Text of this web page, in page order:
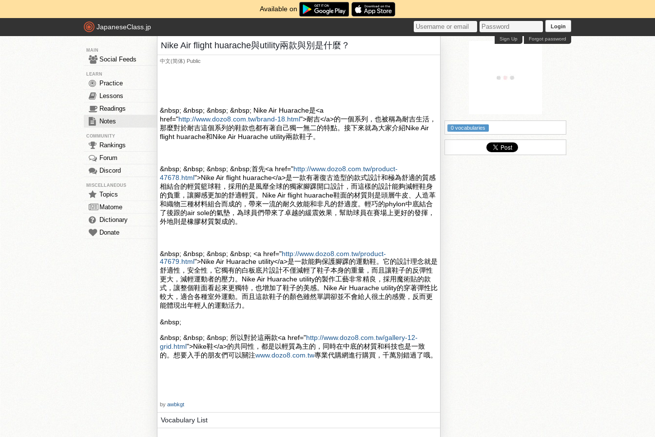
Available on
JapaneseClass.jp Login
Forgot password
Sign Up
MAIN
Social Feeds
LEARN
Practice
Lessons
Readings
Notes
COMMUNITY
Rankings
Forum
Discord
MISCELLANEOUS
Topics
Matome
Dictionary
Donate
Nike Air flight huarache與utility兩款與別是什麼？
中文(简体) Public
&nbsp; &nbsp; &nbsp; &nbsp; Nike Air Huarache是<a
href="http://www.dozo8.com.tw/brand-18.html">耐吉</a>的一個系列，也被稱為耐吉生活，
那麼對於耐吉這個系列的鞋款也都有著自己獨一無二的特點。接下來就為大家介紹Nike Air
flight huarache和Nike Air Huarache utility兩款鞋子。
&nbsp; &nbsp; &nbsp; &nbsp;首先<a href="http://www.dozo8.com.tw/product-
47678.html">Nike Air flight huarache</a>是一款有著復古造型的款式設計和極為舒適的質感
相結合的輕質籃球鞋，採用的是風靡全球的獨家腳踝開口設計，而這樣的設計能夠減輕鞋身
的負重，讓腳感更加的舒適輕質。Nike Air flight huarache鞋面的材質則是頭層牛皮、人造革
和織物三種材料組合而成的，帶來一流的耐久效能和非凡的舒適度。輕巧的phylon中底結合
了後跟的air sole的氣墊，為球員們帶來了卓越的緩震效果，幫助球員在賽場上更好的發揮，
外地則是橡膠材質製成的。
&nbsp; &nbsp; &nbsp; &nbsp; <a href="http://www.dozo8.com.tw/product-
47679.html">Nike Air Huarache utility</a>是一款能夠保護腳踝的運動鞋。它的設計理念就是
舒適性，安全性，它獨有的白板底片設計不僅減輕了鞋子本身的重量，而且讓鞋子的反彈性
更大，減輕運動者的壓力。Nike Air Huarache utility的製作工藝非常精良，採用魔術貼的款
式，讓整個鞋面看起來更獨特，也增加了鞋子的美感。Nike Air Huarache utility的穿著彈性比
較大，適合各種室外運動。而且這款鞋子的顏色雖然單調卻並不會給人很土的感覺，反而更
能體現出年輕人的運動活力。
&nbsp;
&nbsp; &nbsp; &nbsp; 所以對於這兩款<a href="http://www.dozo8.com.tw/gallery-12-
grid.html">Nike鞋</a>的共同性，都是以輕質為主的，同時在中底的材質和科技也是一致
的。想要入手的朋友們可以關注www.dozo8.com.tw專業代購網進行購買，千萬別錯過了哦。
by awbkgt
Vocabulary List
0 vocabularies